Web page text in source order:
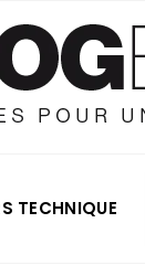
TECHNIQUE